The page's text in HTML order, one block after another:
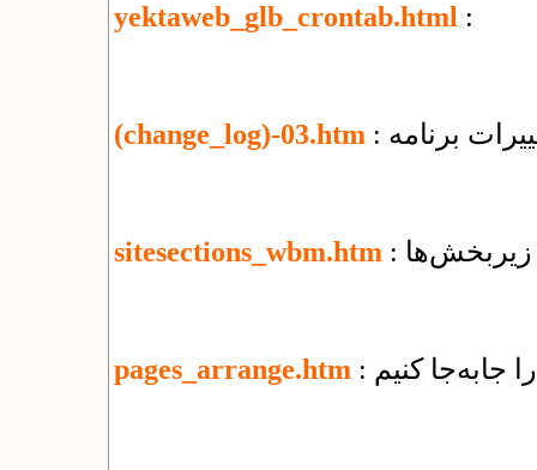
yektaweb_glb_crontab.html :
(change_log)-03.htm برنامه
sitesections_wbm.htm زیربخش‌ها
pages_arrange.htm جابه‌جا کنیم